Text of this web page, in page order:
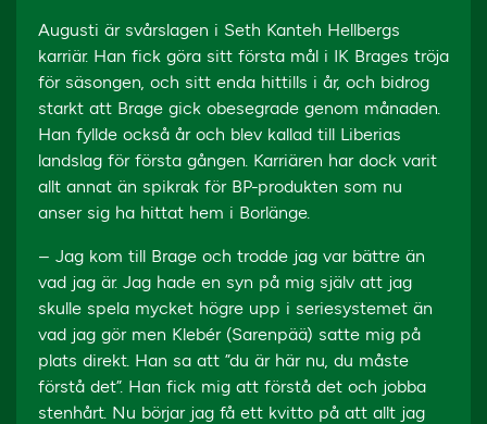
Augusti är svårslagen i Seth Kanteh Hellbergs
karriär. Han fick göra sitt första mål i IK Brages tröja
för säsongen, och sitt enda hittills i år, och bidrog
starkt att Brage gick obesegrade genom månaden.
Han fyllde också år och blev kallad till Liberias
landslag för första gången. Karriären har dock varit
allt annat än spikrak för BP-produkten som nu
anser sig ha hittat hem i Borlänge.
– Jag kom till Brage och trodde jag var bättre än
vad jag är. Jag hade en syn på mig själv att jag
skulle spela mycket högre upp i seriesystemet än
vad jag gör men Klebér (Sarenpää) satte mig på
plats direkt. Han sa att ”du är här nu, du måste
förstå det”. Han fick mig att förstå det och jobba
stenhårt. Nu börjar jag få ett kvitto på att allt jag